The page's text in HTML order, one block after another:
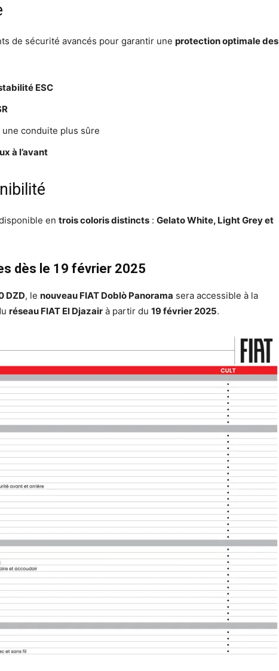
de sécurité avancés pour garantir une protection optimale des
ESC
une conduite plus sûre
à l’avant
en trois coloris distincts : Gelato White, Light Grey et
dès le 19 février 2025
DZD, le nouveau FIAT Doblò Panorama sera accessible à la
réseau FIAT El Djazair à partir du 19 février 2025.